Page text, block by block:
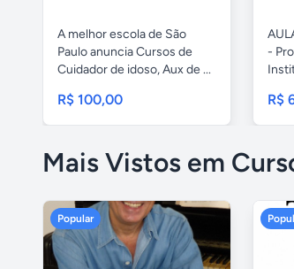
A melhor escola de São
Paulo anuncia Cursos de
Cuidador de idoso, Aux de ...
R$ 100,00
-
R$
Mais Vistos em
Popular